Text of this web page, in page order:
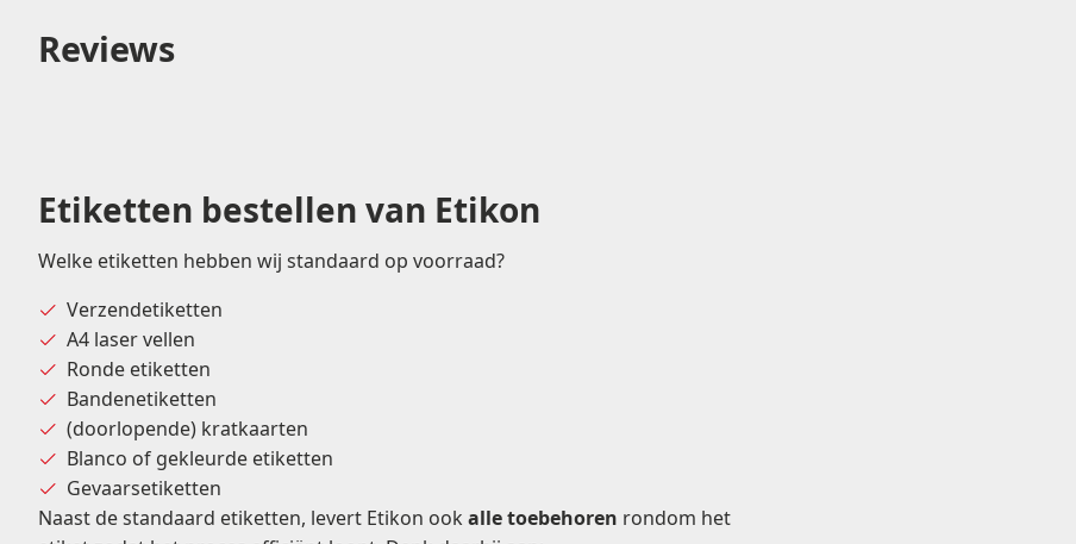
Reviews
Etiketten bestellen van Etikon
Welke etiketten hebben wij standaard op voorraad?
Verzendetiketten
A4 laser vellen
Ronde etiketten
Bandenetiketten
(doorlopende) kratkaarten
Blanco of gekleurde etiketten
Gevaarsetiketten
Naast de standaard etiketten, levert Etikon ook alle toebehoren rondom het